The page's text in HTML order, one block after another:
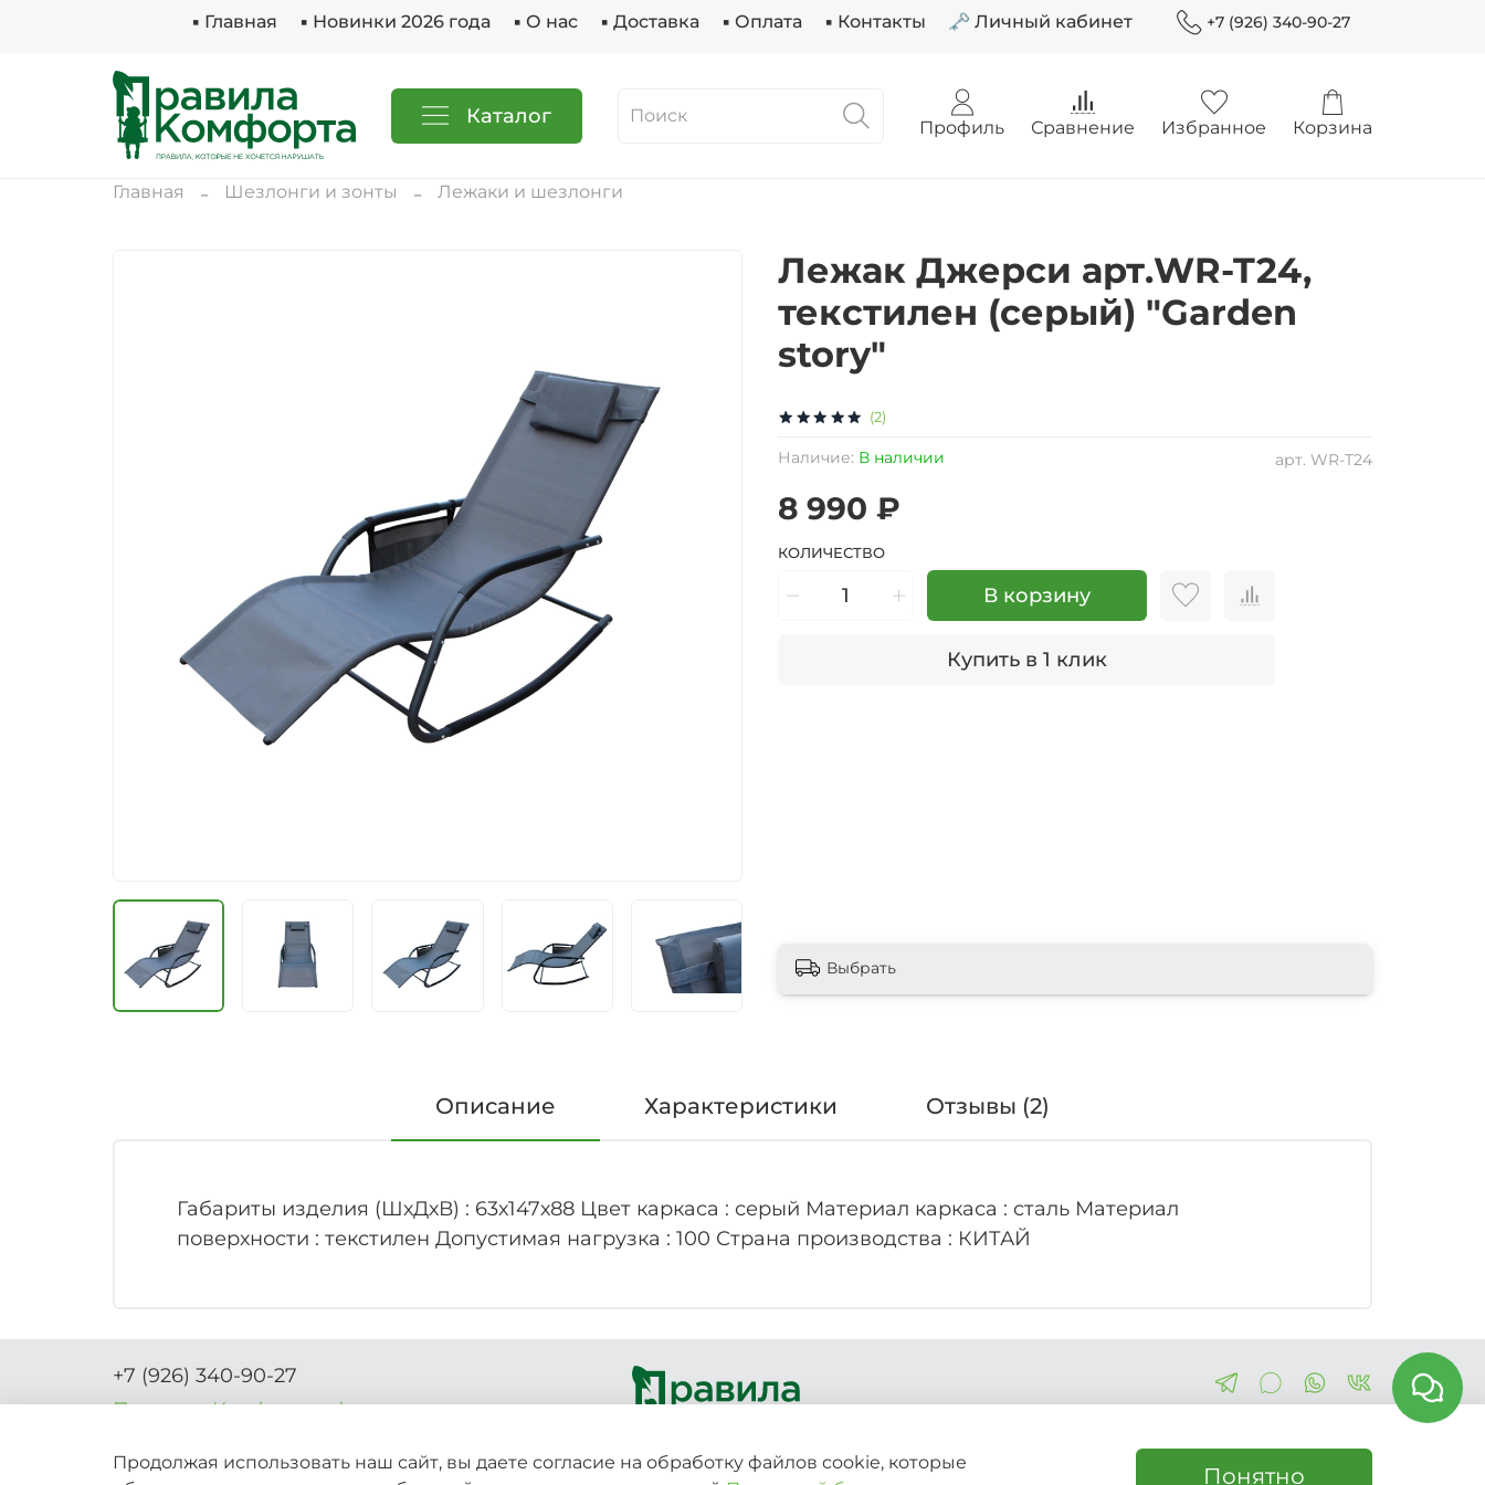
▪ Главная ▪ Новинки 2026 года ▪ О нас ▪ Доставка ▪ Оплата ▪ Контакты 🗝 Личный кабинет +7 (926) 340-90-27
Каталог Профиль Сравнение Избранное Корзина
Главная Шезлонги и зонты Лежаки и шезлонги
(2)
арт. WR-T24
Наличие: В наличии
Лежак Джерси арт.WR-T24,
текстилен (серый) "Garden
story"
8 990 ₽
КОЛИЧЕСТВО
В корзину
Купить в 1 клик
Выбрать
Описание Характеристики Отзывы (2)
Габариты изделия (ШхДхВ) : 63х147х88 Цвет каркаса : серый Материал каркаса : сталь Материал
поверхности : текстилен Допустимая нагрузка : 100 Страна производства : КИТАЙ
+7 (926) 340-90-27
Правила-Комфорта.рф
2026 © Вся информация на сайте носит справочный
Продолжая использовать наш сайт, вы даете согласие на обработку файлов cookie, которые
Понятно